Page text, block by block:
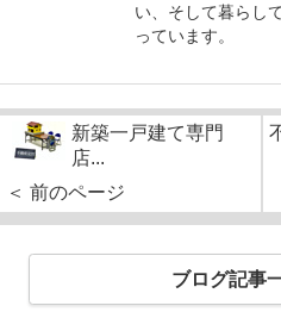
い、そして暮らし
っています。
新築一戸建て専門
店...
＜ 前のページ
ブログ記事